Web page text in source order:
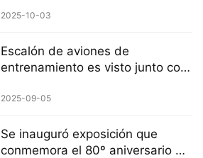
Chongqing
2025-10-03
Escalón de aviones de
entrenamiento es visto junto con
2025-09-05
Se inauguró exposición que
conmemora el 80º aniversario de